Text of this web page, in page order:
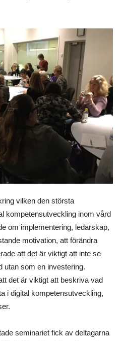
vilken den största
kompetensutveckling inom vård
om implementering, ledarskap,
motivation, att förändra
att det är viktigt att inte se
utan som en investering.
det är viktigt att beskriva vad
i digital kompetensutveckling,
seminariet fick av deltagarna